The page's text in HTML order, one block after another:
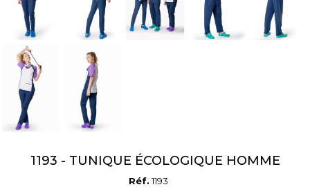
1193 - TUNIQUE ÉCOLOGIQUE HOMME
Réf. 1193